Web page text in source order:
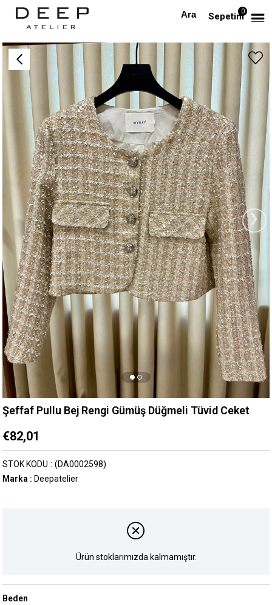
Sepetim0
Anasayfa DIŞ GİYİM Şeffaf Pullu Bej Rengi Gümüş Düğmeli Tüvid Ceket
›
Şeffaf Pullu Bej Rengi Gümüş Düğmeli Tüvid Ceket
€82,01
(DA0002598)
STOK KODU
Marka : Deepatelier
Ürün stoklarımızda kalmamıştır.
Beden